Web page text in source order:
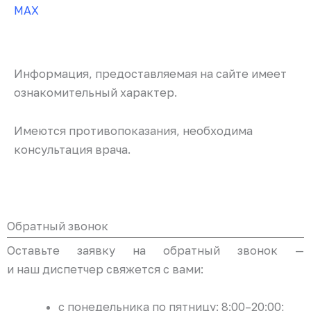
MAX
Информация, предоставляемая на сайте имеет
ознакомительный характер.
Имеются противопоказания, необходима
консультация врача.
Обратный звонок
Оставьте заявку на обратный звонок —
и наш диспетчер свяжется с вами:
с понедельника по пятницу: 8:00–20:00;